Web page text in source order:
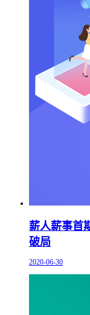
薪人薪事首
破局
2020-06-30